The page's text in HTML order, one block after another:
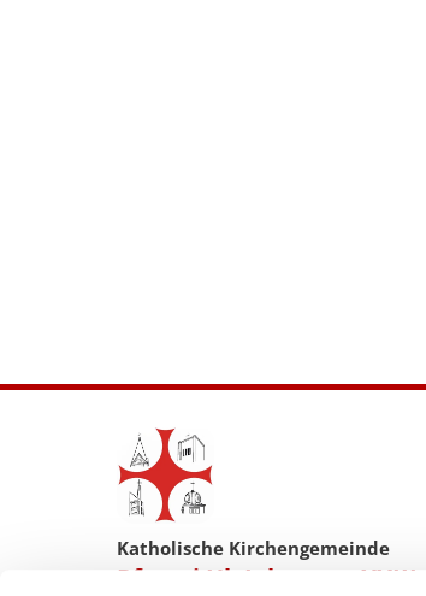
Katholische Kirchengemeinde
Pfarrei Hl. Johannes XXIII.